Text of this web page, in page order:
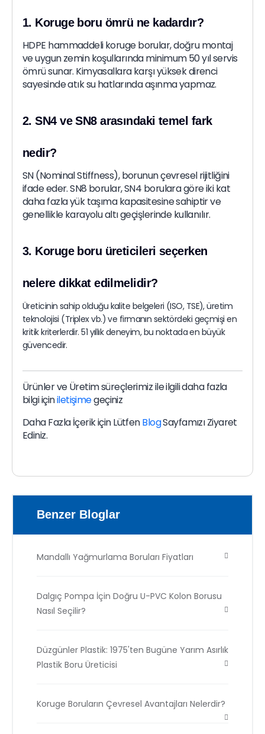
1. Koruge boru ömrü ne kadardır?
HDPE hammaddeli koruge borular, doğru montaj
ve uygun zemin koşullarında minimum 50 yıl servis
ömrü sunar. Kimyasallara karşı yüksek direnci
sayesinde atık su hatlarında aşınma yapmaz.
2. SN4 ve SN8 arasındaki temel fark
nedir?
SN (Nominal Stiffness), borunun çevresel rijitliğini
ifade eder. SN8 borular, SN4 borulara göre iki kat
daha fazla yük taşıma kapasitesine sahiptir ve
genellikle karayolu altı geçişlerinde kullanılır.
3. Koruge boru üreticileri seçerken
nelere dikkat edilmelidir?
Üreticinin sahip olduğu kalite belgeleri (ISO, TSE), üretim
teknolojisi (Triplex vb.) ve firmanın sektördeki geçmişi en
kritik kriterlerdir. 51 yıllık deneyim, bu noktada en büyük
güvencedir.
Ürünler ve Üretim süreçlerimiz ile ilgili daha fazla
bilgi içiniletişimegeçiniz
Daha Fazla İçerik için LütfenBlogSayfamızı Ziyaret
Ediniz.
Benzer Bloglar
Mandallı Yağmurlama Boruları Fiyatları
Dalgıç Pompa İçin Doğru U-PVC Kolon Borusu
Nasıl Seçilir?
Düzgünler Plastik: 1975'ten Bugüne Yarım Asırlık
Plastik Boru Üreticisi
Koruge Boruların Çevresel Avantajları Nelerdir?